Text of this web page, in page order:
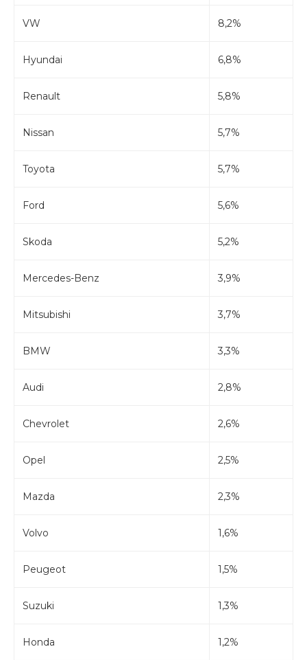
VW 8,2%
Hyundai 6,8%
Renault 5,8%
Nissan 5,7%
Toyota 5,7%
Ford 5,6%
Skoda 5,2%
Mercedes-Benz 3,9%
Mitsubishi 3,7%
BMW 3,3%
Audi 2,8%
Chevrolet 2,6%
Opel 2,5%
Mazda 2,3%
Volvo 1,6%
Peugeot 1,5%
Suzuki 1,3%
Honda 1,2%